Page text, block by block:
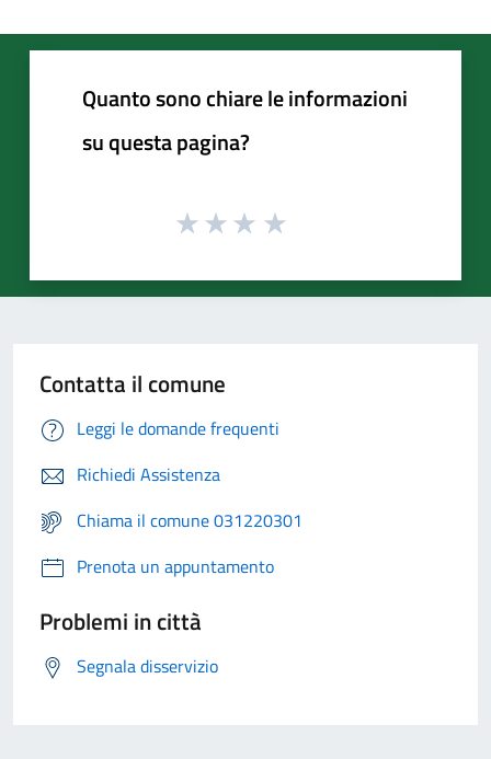
Quanto sono chiare le informazioni
su questa pagina?
Contatta il comune
Leggi le domande frequenti
Richiedi Assistenza
Chiama il comune 031220301
Prenota un appuntamento
Problemi in città
Segnala disservizio